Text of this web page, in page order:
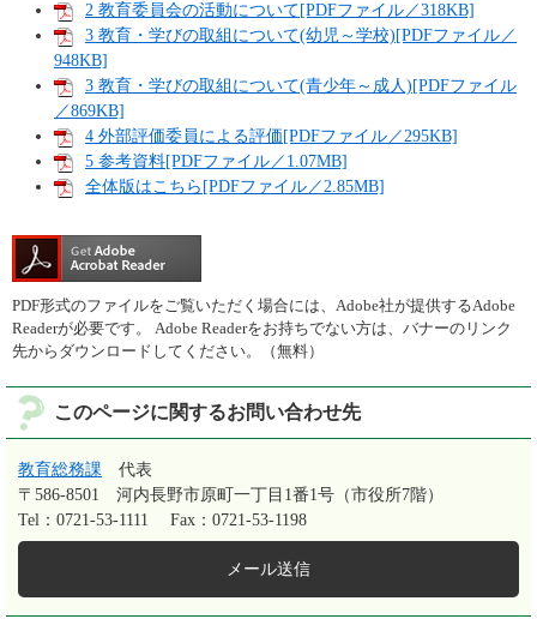
2 教育委員会の活動について[PDFファイル／318KB]
3 教育・学びの取組について(幼児～学校)[PDFファイル／
948KB]
3 教育・学びの取組について(青少年～成人)[PDFファイル
／869KB]
4 外部評価委員による評価[PDFファイル／295KB]
5 参考資料[PDFファイル／1.07MB]
全体版はこちら[PDFファイル／2.85MB]
PDF形式のファイルをご覧いただく場合には、Adobe社が提供するAdobe
Readerが必要です。
Adobe Readerをお持ちでない方は、バナーのリンク
先からダウンロードしてください。（無料）
このページに関するお問い合わせ先
教育総務課
代表
〒586-8501
河内長野市原町一丁目1番1号（市役所7階）
Tel：0721-53-1111
Fax：0721-53-1198
メール送信